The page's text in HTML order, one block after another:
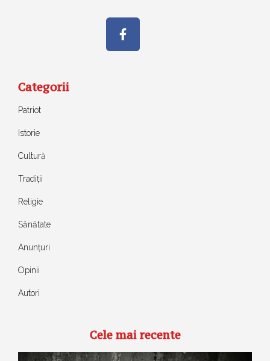
Categorii
Patriot
Istorie
Cultură
Tradiții
Religie
Sănătate
Anunțuri
Opinii
Autori
Cele mai recente